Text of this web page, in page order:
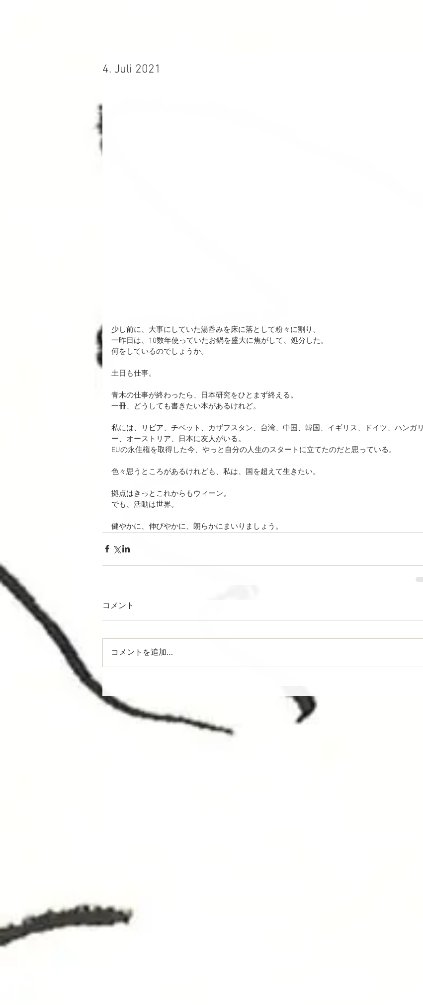
4. Juli 2021
少し前に、大事にしていた湯呑みを床に落として粉々に割り、
一昨日は、10数年使っていたお鍋を盛大に焦がして、処分した。
何をしているのでしょうか。
土日も仕事。
青木の仕事が終わったら、日本研究をひとまず終える。
一冊、どうしても書きたい本があるけれど。
私には、リビア、チベット、カザフスタン、台湾、中国、韓国、イギリス、ドイツ、ハンガリ
ー、オーストリア、日本に友人がいる。
EUの永住権を取得した今、やっと自分の人生のスタートに立てたのだと思っている。
色々思うところがあるけれども、私は、国を超えて生きたい。
拠点はきっとこれからもウィーン。
でも、活動は世界。
健やかに、伸びやかに、朗らかにまいりましょう。
コメント
コメントを追加…